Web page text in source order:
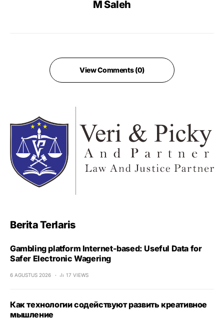
M Saleh
View Comments (0)
Berita Terlaris
Gambling platform Internet-based: Useful Data for
Safer Electronic Wagering
6 AGUSTUS 2026 17 VIEWS
Как технологии содействуют развить креативное
мышление